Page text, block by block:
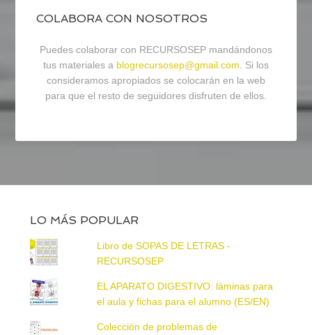
COLABORA CON NOSOTROS
Puedes colaborar con RECURSOSEP mandándonos
tus materiales a blogrecursosep@gmail.com. Si los
consideramos apropiados se colocarán en la web
para que el resto de seguidores disfruten de ellos.
LO MÁS POPULAR
Libro de SOPAS DE LETRAS -
RECURSOSEP
EL APARATO DIGESTIVO: láminas para
el aula y fichas para el alumno (ES/EN)
Colección de problemas de